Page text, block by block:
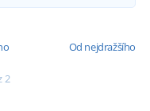
Od nejdražšího
2